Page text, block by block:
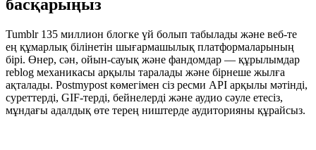
басқарыңыз
Tumblr 135 миллион блогке үй болып табылады және веб-те
ең құмарлық білінетін шығармашылық платформаларының
бірі. Өнер, сән, ойын-сауық және фандомдар — құрылымдар
reblоg механикасы арқылы таралады және бірнеше жылға
ақталады. Postmypost көмегімен сіз ресми API арқылы мәтінді,
суреттерді, GIF-терді, бейнелерді және аудио сәуле етесіз,
мұндағы адалдық өте терең ништерде аудиторияны құрайсыз.